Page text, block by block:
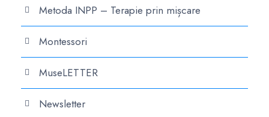
Metoda INPP – Terapie prin mișcare
Montessori
MuseLETTER
Newsletter